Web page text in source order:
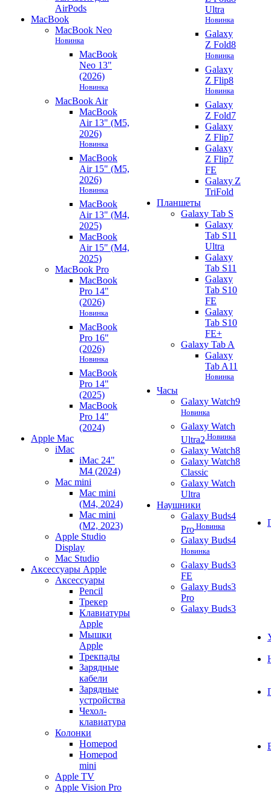
AirPods
MacBook
MacBook Neo
Новинка
MacBook
Neo 13"
(2026)
Новинка
MacBook Air
MacBook
Air 13" (M5,
2026)
Новинка
MacBook
Air 15" (M5,
2026)
Новинка
MacBook
Air 13" (M4,
2025)
MacBook
Air 15" (M4,
2025)
MacBook Pro
MacBook
Pro 14"
(2026)
Новинка
MacBook
Pro 16"
(2026)
Новинка
MacBook
Pro 14"
(2025)
MacBook
Pro 14"
(2024)
Apple Mac
iMac
iMac 24"
M4 (2024)
Mac mini
Mac mini
(M4, 2024)
Mac mini
(M2, 2023)
Apple Studio
Display
Mac Studio
Аксессуары Apple
Аксессуары
Pencil
Трекер
Клавиатуры
Apple
Мышки
Apple
Трекпады
Зарядные
кабели
Зарядные
устройства
Чехол-
клавиатура
Колонки
Homepod
Homepod
mini
Apple TV
Apple Vision Pro
Ultra
Новинка
Galaxy
Z Fold8
Новинка
Galaxy
Z Flip8
Новинка
Galaxy
Z Fold7
Galaxy
Z Flip7
Galaxy
Z Flip7
FE
Galaxy Z
TriFold
Планшеты
Galaxy Tab S
Galaxy
Tab S11
Ultra
Galaxy
Tab S11
Galaxy
Tab S10
FE
Galaxy
Tab S10
FE+
Galaxy Tab A
Galaxy
Tab A11
Новинка
Часы
Galaxy Watch9
Новинка
Galaxy Watch
Ultra2 Новинка
Galaxy Watch8
Galaxy Watch8
Classic
Galaxy Watch
Ultra
Наушники
Galaxy Buds4
Pro Новинка
Galaxy Buds4
Новинка
Galaxy Buds3
FE
Galaxy Buds3
Pro
Galaxy Buds3